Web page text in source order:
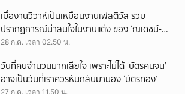
เมื่องานวิวาห์เป็นเหมือนงานเฟสติวัล รวม
ปรากฏการณ์น่าสนใจในงานแต่ง ของ ‘ณเดชน์-
ญาญ่า’ ทั้ง 3 ครั้ง
28 ก.ค. เวลา 02.50 น.
วันที่คนจำนวนมากเสียใจ เพราะไม่ได้ ‘บัตรคนจน’
อาจเป็นวันที่เราควรหันกลับมามอง ‘บัตรทอง’
27 ก.ค. เวลา 11.50 น.